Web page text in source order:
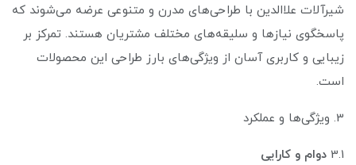
شیرآلات علاالدین با طراحی‌های مدرن و متنوعی عرضه می‌شوند که
پاسخگوی نیازها و سلیقه‌های مختلف مشتریان هستند. تمرکز بر
زیبایی و کاربری آسان از ویژگی‌های بارز طراحی این محصولات
است.
3. ویژگی‌ها و عملکرد
3.1 دوام و کارایی